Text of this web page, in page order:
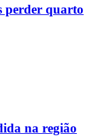
perder quarto
na região